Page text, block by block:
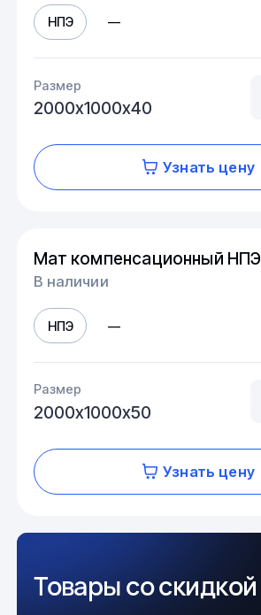
НПЭ —
Размер
2000х1000х40
Узнать цену
Мат компенсационный НПЭ
В наличии
НПЭ —
Размер
2000х1000х50
Узнать цену
Товары со скидкой